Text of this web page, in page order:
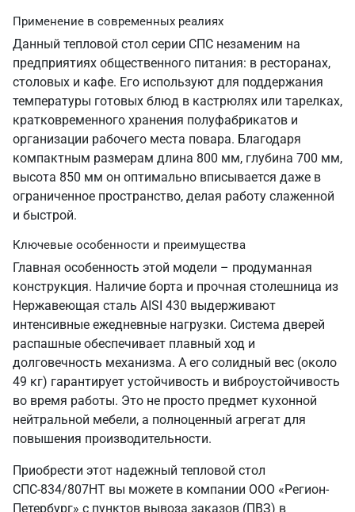
Применение в современных реалиях
Данный тепловой стол серии СПС незаменим на
предприятиях общественного питания: в ресторанах,
столовых и кафе. Его используют для поддержания
температуры готовых блюд в кастрюлях или тарелках,
кратковременного хранения полуфабрикатов и
организации рабочего места повара. Благодаря
компактным размерам длина 800 мм, глубина 700 мм,
высота 850 мм он оптимально вписывается даже в
ограниченное пространство, делая работу слаженной
и быстрой.
Ключевые особенности и преимущества
Главная особенность этой модели – продуманная
конструкция. Наличие борта и прочная столешница из
Нержавеющая сталь AISI 430 выдерживают
интенсивные ежедневные нагрузки. Система дверей
распашные обеспечивает плавный ход и
долговечность механизма. А его солидный вес (около
49 кг) гарантирует устойчивость и виброустойчивость
во время работы. Это не просто предмет кухонной
нейтральной мебели, а полноценный агрегат для
повышения производительности.
Приобрести этот надежный тепловой стол
СПС-834/807НТ вы можете в компании ООО «Регион-
Петербург» с пунктов вывоза заказов (ПВЗ) в